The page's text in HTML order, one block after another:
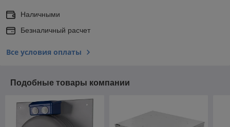
Наличными
Безналичный расчет
Все условия оплаты
Подобные товары компании